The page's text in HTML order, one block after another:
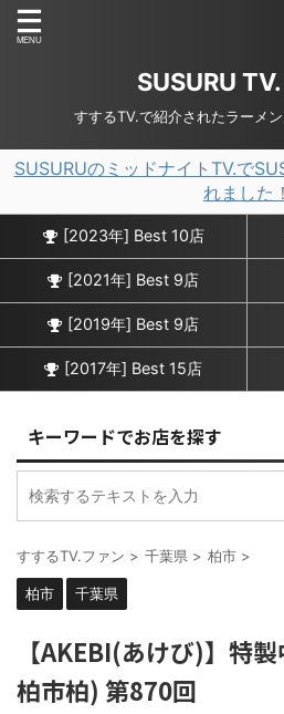
SUSURU
すするTV.で紹介されたラーメ
SUSURUのミッドナイトTV.で
れました！
[2023年] Best 10店
[2021年] Best 9店
[2019年] Best 9店
[2017年] Best 15店
キーワードでお店を探す
すするTV.ファン > 千葉県 > 柏市 >
柏市 千葉県
【AKEBI(あけび)】特
柏市柏) 第870回